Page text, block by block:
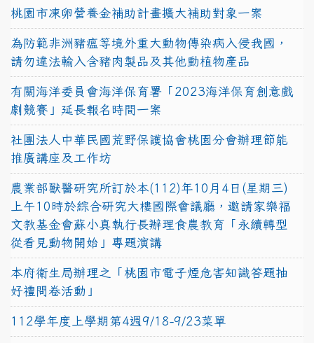
桃園市凍卵營養金補助計畫擴大補助對象一案
為防範非洲豬瘟等境外重大動物傳染病入侵我國，
請勿違法輸入含豬肉製品及其他動植物產品
有關海洋委員會海洋保育署「2023海洋保育創意戲
劇競賽」延長報名時間一案
社團法人中華民國荒野保護協會桃園分會辦理節能
推廣講座及工作坊
農業部獸醫研究所訂於本(112)年10月4日(星期三)
上午10時於綜合研究大樓國際會議廳，邀請家樂福
文教基金會蘇小真執行長辦理食農教育「永續轉型
從看見動物開始」專題演講
本府衛生局辦理之「桃園市電子煙危害知識答題抽
好禮問卷活動」
112學年度上學期第4週9/18-9/23菜單